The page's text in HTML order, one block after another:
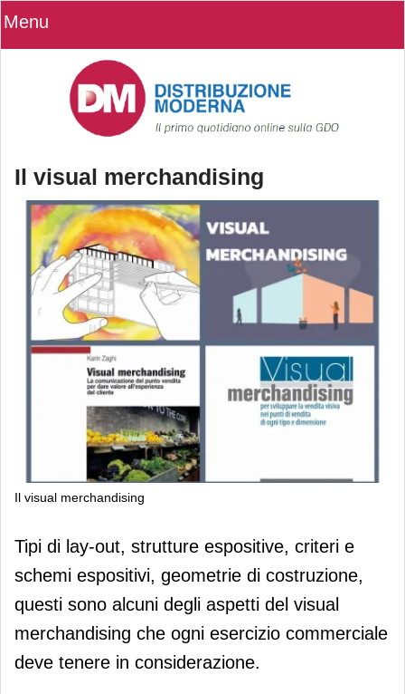
Menu
Il visual merchandising
Il visual merchandising
Il visual merchandising
Tipi di lay-out, strutture espositive, criteri e
schemi espositivi, geometrie di costruzione,
questi sono alcuni degli aspetti del visual
merchandising che ogni esercizio commerciale
deve tenere in considerazione.